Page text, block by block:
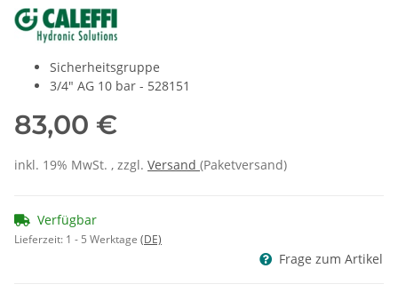
Sicherheitsgruppe
3/4" AG 10 bar - 528151
83,00 €
inkl. 19% MwSt. , zzgl. Versand (Paketversand)
Verfügbar
Lieferzeit: 1 - 5 Werktage (DE)
Frage zum Artikel